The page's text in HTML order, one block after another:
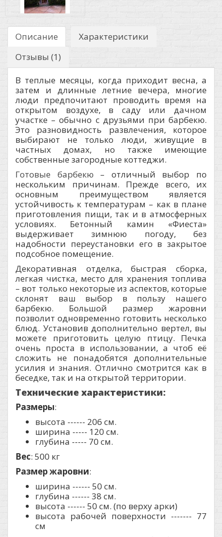
Описание
Характеристики
Отзывы (1)
В теплые месяцы, когда приходит весна, а
затем и длинные летние вечера, многие
люди предпочитают проводить время на
открытом воздухе, в саду или дачном
участке – обычно с друзьями при барбекю.
Это разновидность развлечения, которое
выбирают не только люди, живущие в
частных домах, но также имеющие
собственные загородные коттеджи.
Готовые барбекю – отличный выбор по
нескольким причинам. Прежде всего, их
основным преимуществом является
устойчивость к температурам – как в плане
приготовления пищи, так и в атмосферных
условиях. Бетонный камин «Фиеста»
выдерживает зимнюю погоду, без
надобности переустановки его в закрытое
подсобное помещение.
Декоративная отделка, быстрая сборка,
легкая чистка, место для хранения топлива
– вот только некоторые из аспектов, которые
склонят ваш выбор в пользу нашего
барбекю. Большой размер жаровни
позволит одновременно готовить несколько
блюд. Установив дополнительно вертел, вы
можете приготовить целую птицу. Печка
очень проста в использовании, а чтоб её
сложить не понадобятся дополнительные
усилия и знания. Отлично смотрится как в
беседке, так и на открытой территории.
Технические характеристики:
Размеры:
высота ------ 206 см.
ширина ----- 120 см.
глубина ----- 70 см.
Вес: 500 кг
Размер жаровни:
ширина ------ 50 см.
глубина ------ 38 см.
высота ------ 50 см. (по верху арки)
высота рабочей поверхности ------- 77
см